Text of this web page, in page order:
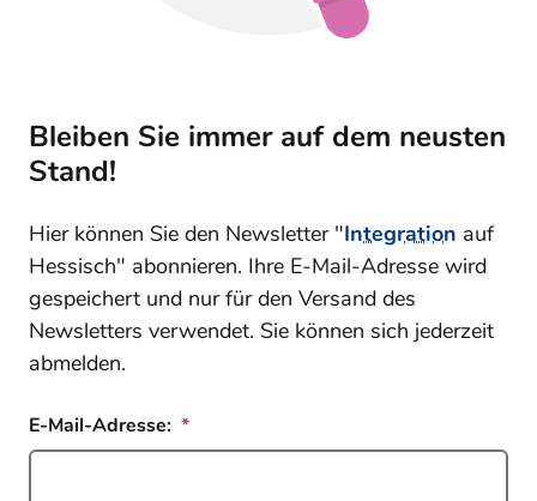
Bleiben Sie immer auf dem neusten
Stand!
Hier können Sie den Newsletter "Integration auf
Hessisch" abonnieren. Ihre E-Mail-Adresse wird
gespeichert und nur für den Versand des
Newsletters verwendet. Sie können sich jederzeit
abmelden.
E-Mail-Adresse: